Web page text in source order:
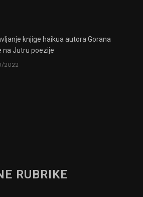
knjige haikua autora Gorana
na Jutru poezije
2022
RUBRIKE